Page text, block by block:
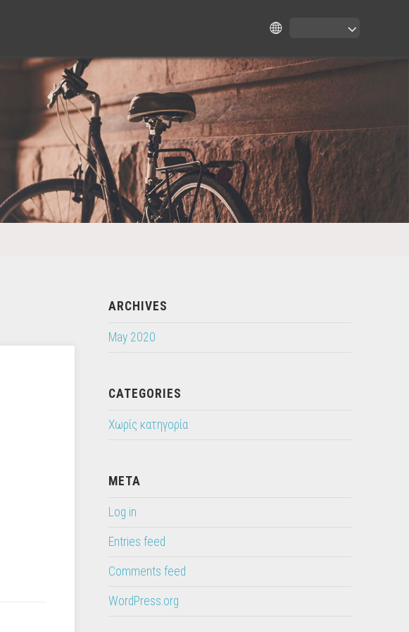
ARCHIVES
May 2020
CATEGORIES
Χωρίς κατηγορία
META
Log in
Entries feed
Comments feed
WordPress.org